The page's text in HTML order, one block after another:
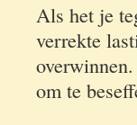
Als het je
verrekte
om te